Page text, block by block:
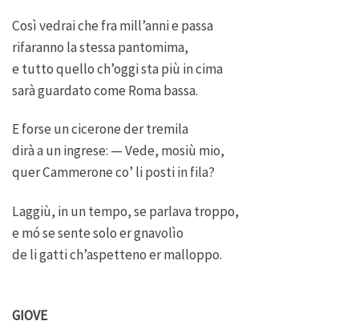
Così vedrai che fra mill’anni e passa
rifaranno la stessa pantomima,
e tutto quello ch’oggi sta più in cima
sarà guardato come Roma bassa.
E forse un cicerone der tremila
dirà a un ingrese: — Vede, mosiù mio,
quer Cammerone co’ li posti in fila?
Laggiù, in un tempo, se parlava troppo,
e mó se sente solo er gnavolìo
de li gatti ch’aspetteno er malloppo.
GIOVE